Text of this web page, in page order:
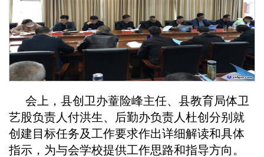
会上，县创卫办蕫险峰主任、县教育局体卫
艺股负责人付洪生、后勤办负责人杜创分别就
创建目标任务及工作要求作出详细解读和具体
指示，为与会学校提供工作思路和指导方向。